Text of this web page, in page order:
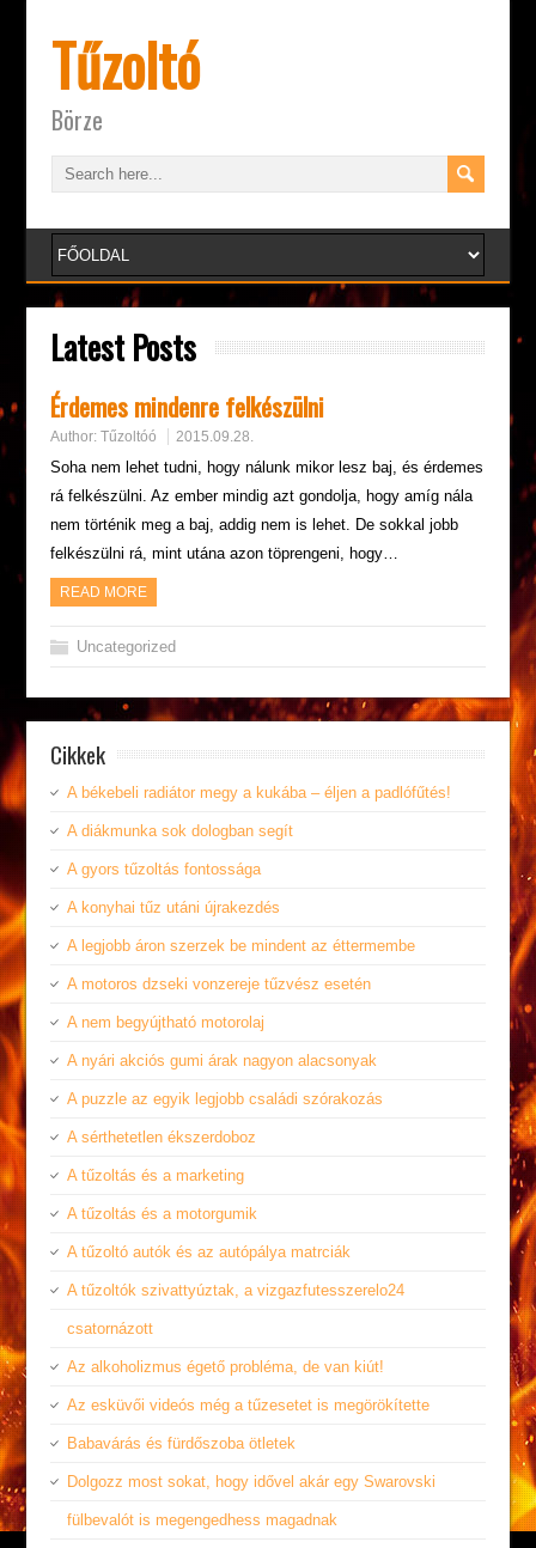
Tűzoltó
Börze
Latest Posts
Érdemes mindenre felkészülni
Author:Tűzoltóó 2015.09.28.
Soha nem lehet tudni, hogy nálunk mikor lesz baj, és érdemes
rá felkészülni. Az ember mindig azt gondolja, hogy amíg nála
nem történik meg a baj, addig nem is lehet. De sokkal jobb
felkészülni rá, mint utána azon töprengeni, hogy…
READ MORE
Uncategorized
Cikkek
A békebeli radiátor megy a kukába – éljen a padlófűtés!
A diákmunka sok dologban segít
A gyors tűzoltás fontossága
A konyhai tűz utáni újrakezdés
A legjobb áron szerzek be mindent az éttermembe
A motoros dzseki vonzereje tűzvész esetén
A nem begyújtható motorolaj
A nyári akciós gumi árak nagyon alacsonyak
A puzzle az egyik legjobb családi szórakozás
A sérthetetlen ékszerdoboz
A tűzoltás és a marketing
A tűzoltás és a motorgumik
A tűzoltó autók és az autópálya matrciák
A tűzoltók szivattyúztak, a vizgazfutesszerelo24
csatornázott
Az alkoholizmus égető probléma, de van kiút!
Az esküvői videós még a tűzesetet is megörökítette
Babavárás és fürdőszoba ötletek
Dolgozz most sokat, hogy idővel akár egy Swarovski
fülbevalót is megengedhess magadnak